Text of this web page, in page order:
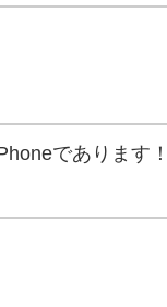
であります